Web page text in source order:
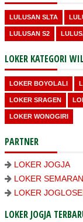
LULUSAN SLTA
LULUSAN S2
LOKER KATEGORI
LOKER BOYOLALI
LOKER SRAGEN
LOKER WONOGIRI
PARTNER
LOKER JOGJA
LOKER
LOKER
LOKER JOGJA